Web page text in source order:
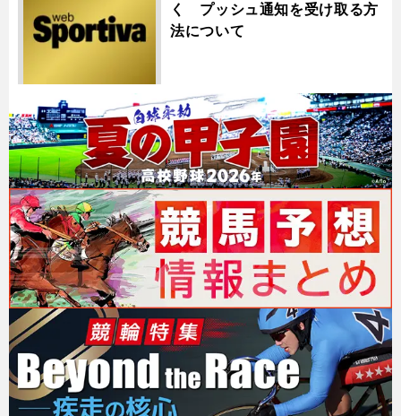
く プッシュ通知を受け取る方
法について